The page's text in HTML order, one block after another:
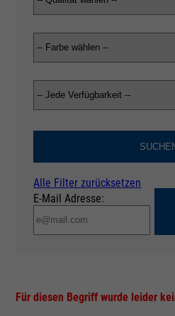
Alle Filter zurücksetzen
E-Mail Adresse:
Für diesen Begriff wurde leider